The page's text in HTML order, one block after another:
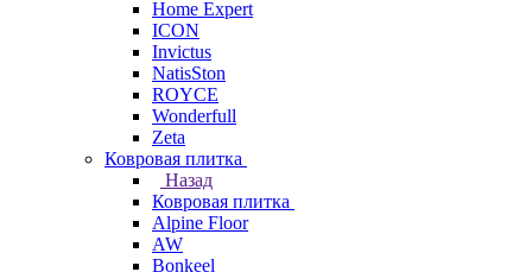
Home Expert
ICON
Invictus
NatisSton
ROYCE
Wonderfull
Zeta
Ковровая плитка
Назад
Ковровая плитка
Alpine Floor
AW
Bonkeel